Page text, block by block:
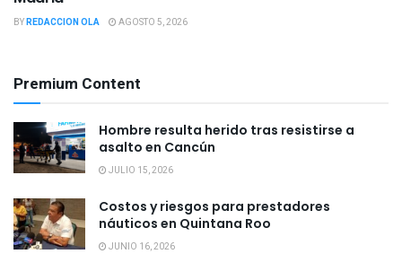
BYREDACCION OLA AGOSTO 5, 2026
Premium Content
Hombre resulta herido tras resistirse a
asalto en Cancún
JULIO 15, 2026
Costos y riesgos para prestadores
náuticos en Quintana Roo
JUNIO 16, 2026